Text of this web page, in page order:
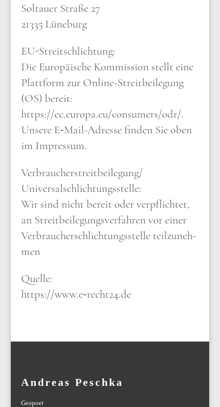
Sol­tau­er Stra­ße 27
21335 Lüne­burg
EU-Streit­schlich­tung:
Die Euro­päi­sche Kom­mis­si­on stellt eine
Platt­form zur Online-Streit­bei­le­gung
(OS) bereit:
https://​ec​.euro​pa​.eu/​c​o​n​s​u​m​e​r​s​/​o​dr/.
Unse­re E‑Mail-Adres­se fin­den Sie oben
im Impres­sum.
Verbraucherstreitbeilegung/​
Universalschlichtungsstelle:
Wir sind nicht bereit oder ver­pflich­tet,
an Streit­bei­le­gungs­ver­fah­ren vor einer
Ver­brau­cher­schlich­tungs­stel­le teil­zu­neh­
men
Quel­le:
https://www.e‑recht24.de
Andreas Peschka
Geopoet